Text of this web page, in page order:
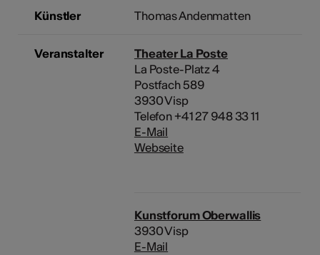
Künstler Thomas Andenmatten
Veranstalter
Theater La Poste
La Poste-Platz 4
Postfach 589
3930 Visp
Telefon +41 27 948 33 11
E-Mail
Webseite
Kunstforum Oberwallis
3930 Visp
E-Mail